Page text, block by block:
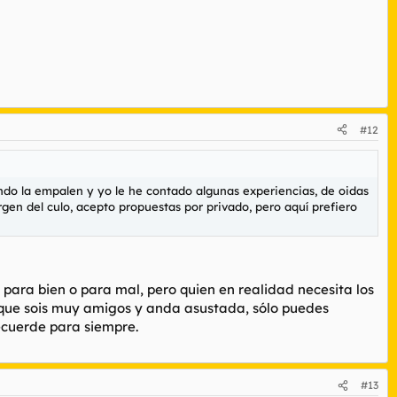
#12
la empalen y yo le he contado algunas experiencias, de oidas
del culo, acepto propuestas por privado, pero aquí prefiero
bien o para mal, pero quien en realidad necesita los
sois muy amigos y anda asustada, sólo puedes
para siempre.
#13